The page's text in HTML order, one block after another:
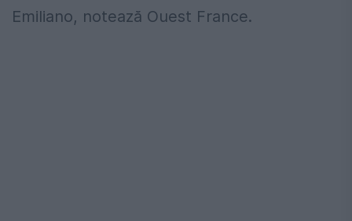
Emiliano, notează Ouest France.